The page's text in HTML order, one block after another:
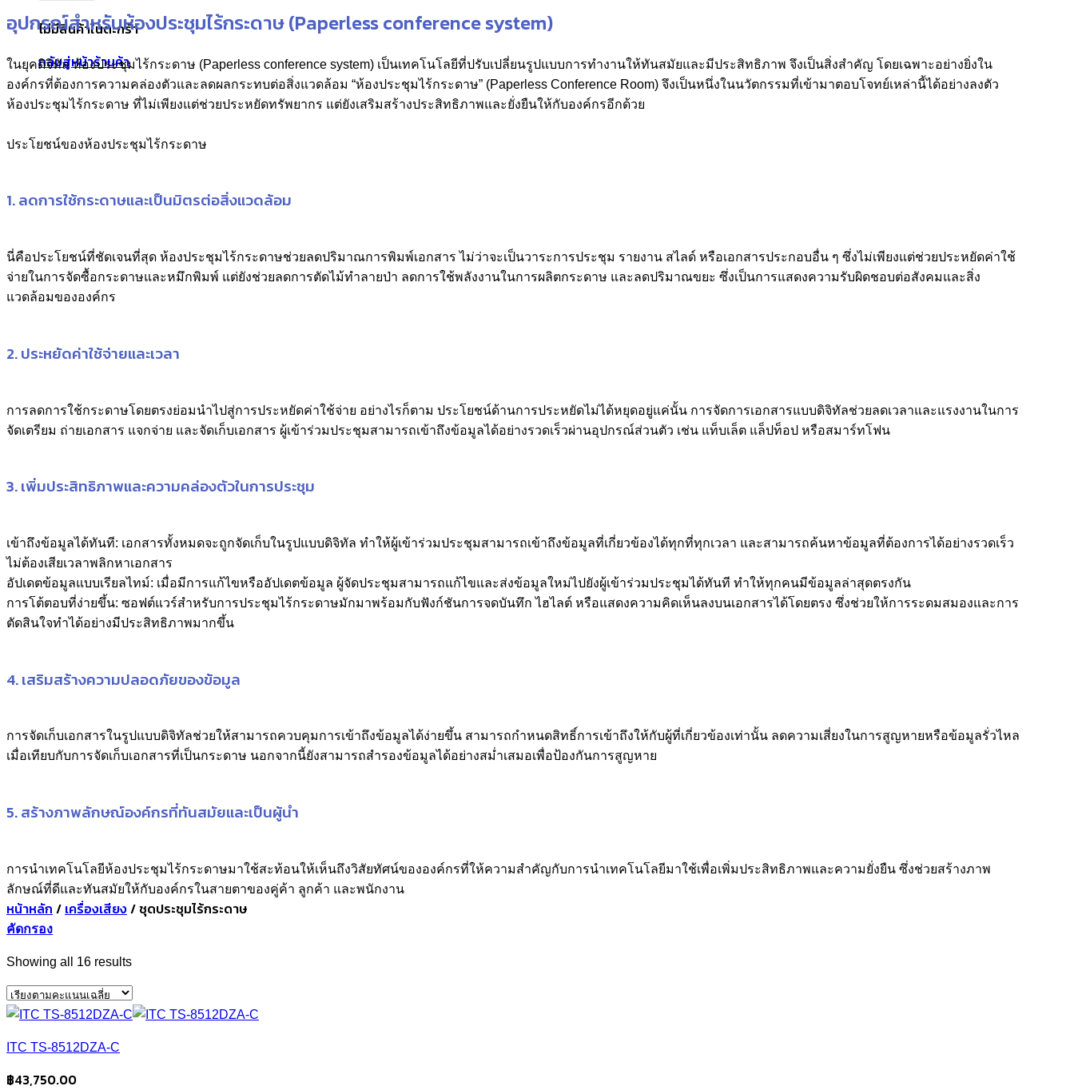
ไม่มีสินค้าในตะกร้า
กลับสู่หน้าร้านค้า
อุปกรณ์สำหรับห้องประชุมไร้กระดาษ (Paperless conference system)
ในยุคดิจิทัล ห้องประชุมไร้กระดาษ (Paperless conference system) เป็นเทคโนโลยีที่ปรับเปลี่ยนรูปแบบการทำงานให้ทันสมัยและมีประสิทธิภาพ จึงเป็นสิ่งสำคัญ โดยเฉพาะอย่างยิ่งใน
องค์กรที่ต้องการความคล่องตัวและลดผลกระทบต่อสิ่งแวดล้อม “ห้องประชุมไร้กระดาษ” (Paperless Conference Room) จึงเป็นหนึ่งในนวัตกรรมที่เข้ามาตอบโจทย์เหล่านี้ได้อย่างลงตัว
ห้องประชุมไร้กระดาษ ที่ไม่เพียงแต่ช่วยประหยัดทรัพยากร แต่ยังเสริมสร้างประสิทธิภาพและยั่งยืนให้กับองค์กรอีกด้วย
ประโยชน์ของห้องประชุมไร้กระดาษ
1. ลดการใช้กระดาษและเป็นมิตรต่อสิ่งแวดล้อม
นี่คือประโยชน์ที่ชัดเจนที่สุด ห้องประชุมไร้กระดาษช่วยลดปริมาณการพิมพ์เอกสาร ไม่ว่าจะเป็นวาระการประชุม รายงาน สไลด์ หรือเอกสารประกอบอื่น ๆ ซึ่งไม่เพียงแต่ช่วยประหยัดค่าใช้
จ่ายในการจัดซื้อกระดาษและหมึกพิมพ์ แต่ยังช่วยลดการตัดไม้ทำลายป่า ลดการใช้พลังงานในการผลิตกระดาษ และลดปริมาณขยะ ซึ่งเป็นการแสดงความรับผิดชอบต่อสังคมและสิ่ง
แวดล้อมขององค์กร
2. ประหยัดค่าใช้จ่ายและเวลา
การลดการใช้กระดาษโดยตรงย่อมนำไปสู่การประหยัดค่าใช้จ่าย อย่างไรก็ตาม ประโยชน์ด้านการประหยัดไม่ได้หยุดอยู่แค่นั้น การจัดการเอกสารแบบดิจิทัลช่วยลดเวลาและแรงงานในการ
จัดเตรียม ถ่ายเอกสาร แจกจ่าย และจัดเก็บเอกสาร ผู้เข้าร่วมประชุมสามารถเข้าถึงข้อมูลได้อย่างรวดเร็วผ่านอุปกรณ์ส่วนตัว เช่น แท็บเล็ต แล็ปท็อป หรือสมาร์ทโฟน
3. เพิ่มประสิทธิภาพและความคล่องตัวในการประชุม
เข้าถึงข้อมูลได้ทันที: เอกสารทั้งหมดจะถูกจัดเก็บในรูปแบบดิจิทัล ทำให้ผู้เข้าร่วมประชุมสามารถเข้าถึงข้อมูลที่เกี่ยวข้องได้ทุกที่ทุกเวลา และสามารถค้นหาข้อมูลที่ต้องการได้อย่างรวดเร็ว
ไม่ต้องเสียเวลาพลิกหาเอกสาร
อัปเดตข้อมูลแบบเรียลไทม์: เมื่อมีการแก้ไขหรืออัปเดตข้อมูล ผู้จัดประชุมสามารถแก้ไขและส่งข้อมูลใหม่ไปยังผู้เข้าร่วมประชุมได้ทันที ทำให้ทุกคนมีข้อมูลล่าสุดตรงกัน
การโต้ตอบที่ง่ายขึ้น: ซอฟต์แวร์สำหรับการประชุมไร้กระดาษมักมาพร้อมกับฟังก์ชันการจดบันทึก ไฮไลต์ หรือแสดงความคิดเห็นลงบนเอกสารได้โดยตรง ซึ่งช่วยให้การระดมสมองและการ
ตัดสินใจทำได้อย่างมีประสิทธิภาพมากขึ้น
4. เสริมสร้างความปลอดภัยของข้อมูล
การจัดเก็บเอกสารในรูปแบบดิจิทัลช่วยให้สามารถควบคุมการเข้าถึงข้อมูลได้ง่ายขึ้น สามารถกำหนดสิทธิ์การเข้าถึงให้กับผู้ที่เกี่ยวข้องเท่านั้น ลดความเสี่ยงในการสูญหายหรือข้อมูลรั่วไหล
เมื่อเทียบกับการจัดเก็บเอกสารที่เป็นกระดาษ นอกจากนี้ยังสามารถสำรองข้อมูลได้อย่างสม่ำเสมอเพื่อป้องกันการสูญหาย
5. สร้างภาพลักษณ์องค์กรที่ทันสมัยและเป็นผู้นำ
การนำเทคโนโลยีห้องประชุมไร้กระดาษมาใช้สะท้อนให้เห็นถึงวิสัยทัศน์ขององค์กรที่ให้ความสำคัญกับการนำเทคโนโลยีมาใช้เพื่อเพิ่มประสิทธิภาพและความยั่งยืน ซึ่งช่วยสร้างภาพ
ลักษณ์ที่ดีและทันสมัยให้กับองค์กรในสายตาของคู่ค้า ลูกค้า และพนักงาน
หน้าหลัก / เครื่องเสียง/ชุดประชุมไร้กระดาษ
คัดกรอง
Showing all 16 resultsSorted
average
rating
ITC TS-8512DZA-C
฿43,750.00